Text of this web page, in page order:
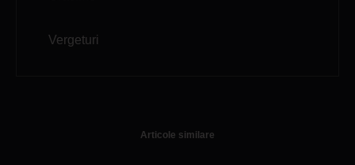
Vergeturi
Articole similare